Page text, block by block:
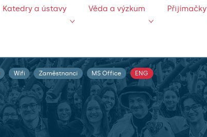
Katedry a ústavy Věda a výzkum Přijímačky
Wifi Zaměstnanci MS Office ENG